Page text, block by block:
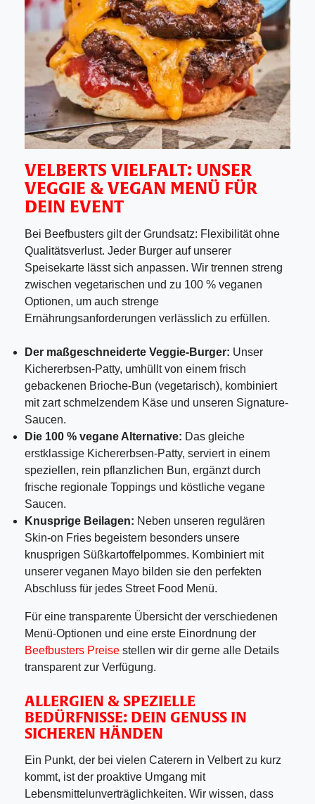
VELBERTS VIELFALT: UNSER
VEGGIE & VEGAN MENÜ FÜR
DEIN EVENT
Bei Beefbusters gilt der Grundsatz: Flexibilität ohne
Qualitätsverlust. Jeder Burger auf unserer
Speisekarte lässt sich anpassen. Wir trennen streng
zwischen vegetarischen und zu 100 % veganen
Optionen, um auch strenge
Ernährungsanforderungen verlässlich zu erfüllen.
Der maßgeschneiderte Veggie-Burger: Unser
Kichererbsen-Patty, umhüllt von einem frisch
gebackenen Brioche-Bun (vegetarisch), kombiniert
mit zart schmelzendem Käse und unseren Signature-
Saucen.
Die 100 % vegane Alternative: Das gleiche
erstklassige Kichererbsen-Patty, serviert in einem
speziellen, rein pflanzlichen Bun, ergänzt durch
frische regionale Toppings und köstliche vegane
Saucen.
Knusprige Beilagen: Neben unseren regulären
Skin-on Fries begeistern besonders unsere
knusprigen Süßkartoffelpommes. Kombiniert mit
unserer veganen Mayo bilden sie den perfekten
Abschluss für jedes Street Food Menü.
Für eine transparente Übersicht der verschiedenen
Menü-Optionen und eine erste Einordnung der
Beefbusters Preise stellen wir dir gerne alle Details
transparent zur Verfügung.
ALLERGIEN & SPEZIELLE
BEDÜRFNISSE: DEIN GENUSS IN
SICHEREN HÄNDEN
Ein Punkt, der bei vielen Caterern in Velbert zu kurz
kommt, ist der proaktive Umgang mit
Lebensmittelunverträglichkeiten. Wir wissen, dass